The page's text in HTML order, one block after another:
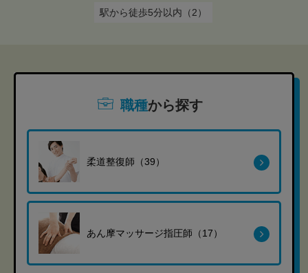
駅から徒歩5分以内（2）
職種から探す
柔道整復師（39）
あん摩マッサージ指圧師（17）